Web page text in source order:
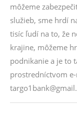
môžeme
služieb, sme hrdí
tisíc ľudí na to, že
krajine, môžeme
podnikanie a je to
prostredníctvom